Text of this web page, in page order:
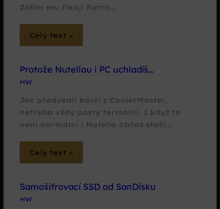
Zatím mu říkají Retro…
Celý text »
Protože Nutellou i PC uchladíš…
HW
Jak předvedli borci z CoolerMaster,
netřeba vždy pasty termální. I když to
není normální i Nutella občas stačí...
Celý text »
Samošifrovací SSD od SanDisku
HW